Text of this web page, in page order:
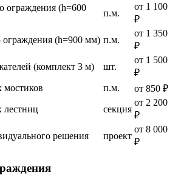
ограждения (h=600
п.м.
от 1 100
₽
(h=900 мм) п.м.
от 1 350
₽
(комплект 3 м)
шт.
от 1 500
₽
п.м.
от 850 ₽
секция
от 2 200
₽
решения
проект
от 8 000
₽